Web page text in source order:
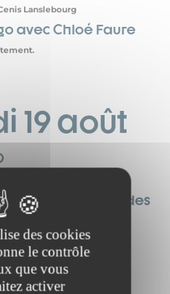
des cookies
le contrôle
que vous
activer
Lanslebourg
avec Chloé Faure
19 août
Lanslebourg
et retrait des
du Mont Cenis